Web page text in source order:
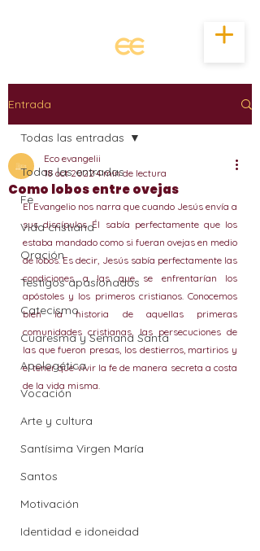
Entrada
Todas las entradas
Fe
Vida cristiana
Oración
Testigos apasionados
Catecismo
Cuaresma y Semana Santa
Apologética
Vocación
Arte y cultura
Santísima Virgen María
Santos
Motivación
Identidad e idoneidad
Todas las entradas
Como lobos entre ovejas
Eco evangelii
18 oct 20224 min de lectura
El Evangelio nos narra que cuando Jesús envía a
sus discípulos Él sabía perfectamente que los
estaba mandado como si fueran ovejas en medio
de lobos. Es decir, Jesús sabía perfectamente las
condiciones a las que se enfrentarían los
apóstoles y los primeros cristianos. Conocemos
bien la historia de aquellas primeras
comunidades cristianas, las persecuciones de
las que fueron presas, los destierros, martirios y
el tener que vivir la fe de manera secreta a costa
de la vida misma.